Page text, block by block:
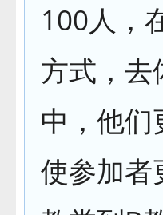
100人，
方式，去
中，他
使参加者